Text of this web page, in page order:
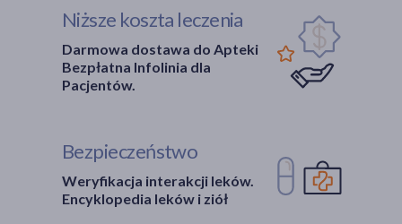
Niższe koszta leczenia
Darmowa dostawa do Apteki
Bezpłatna Infolinia dla
Pacjentów.
Bezpieczeństwo
Weryfikacja interakcji leków.
Encyklopedia leków i ziół